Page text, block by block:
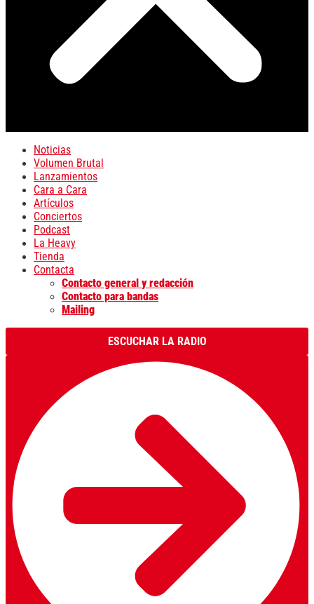
Noticias
Volumen Brutal
Lanzamientos
Cara a Cara
Artículos
Conciertos
Podcast
La Heavy
Tienda
Contacta
Contacto general y redacción
Contacto para bandas
Mailing
ESCUCHAR LA RADIO